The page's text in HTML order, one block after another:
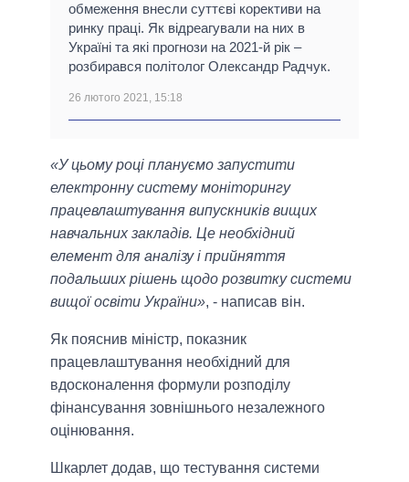
обмеження внесли суттєві корективи на
ринку праці. Як відреагували на них в
Україні та які прогнози на 2021-й рік –
розбирався політолог Олександр Радчук.
26 лютого 2021, 15:18
«У цьому році плануємо запустити
електронну систему моніторингу
працевлаштування випускників вищих
навчальних закладів. Це необхідний
елемент для аналізу і прийняття
подальших рішень щодо розвитку системи
вищої освіти України», - написав він.
Як пояснив міністр, показник
працевлаштування необхідний для
вдосконалення формули розподілу
фінансування зовнішнього незалежного
оцінювання.
Шкарлет додав, що тестування системи